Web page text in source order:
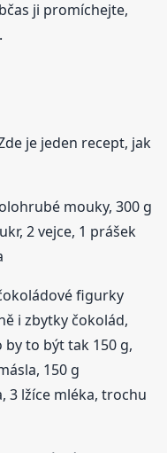
ji promíchejte,
je jeden recept, jak
mouky, 300 g
2 vejce, 1 prášek
figurky
i zbytky čokolád,
to být tak 150 g,
150 g
3 lžíce mléka, trochu